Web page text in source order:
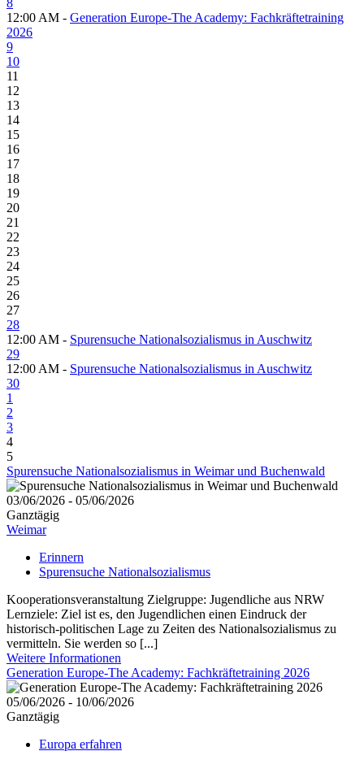
8
12:00 AM - Generation Europe-The Academy: Fachkräftetraining
2026
9
10
11
12
13
14
15
16
17
18
19
20
21
22
23
24
25
26
27
28
12:00 AM - Spurensuche Nationalsozialismus in Auschwitz
29
12:00 AM - Spurensuche Nationalsozialismus in Auschwitz
30
1
2
3
4
5
Spurensuche Nationalsozialismus in Weimar und Buchenwald
03/06/2026 - 05/06/2026
Ganztägig
Weimar
Erinnern
Spurensuche Nationalsozialismus
Kooperationsveranstaltung Zielgruppe: Jugendliche aus NRW
Lernziele: Ziel ist es, den Jugendlichen einen Eindruck der
historisch-politischen Lage zu Zeiten des Nationalsozialismus zu
vermitteln. Sie werden so [...]
Weitere Informationen
Generation Europe-The Academy: Fachkräftetraining 2026
05/06/2026 - 10/06/2026
Ganztägig
Europa erfahren